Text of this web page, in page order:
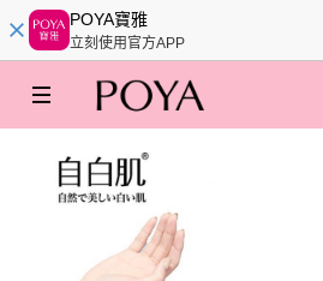
POYA寶雅
立刻使用官方APP